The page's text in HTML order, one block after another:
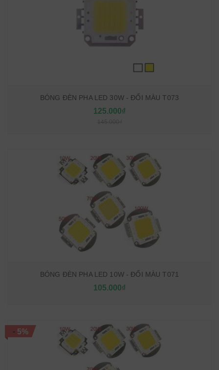
BÓNG ĐÈN PHA LED 30W - ĐỔI MÀU T073
125.000₫
BÓNG ĐÈN PHA LED 10W - ĐỔI MÀU T071
105.000₫
- 5%